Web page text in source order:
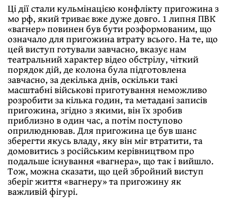
Ці дії стали кульмінацією конфлікту пригожина з
мо рф, який триває вже дуже довго. 1 липня ПВК
«вагнер» повинен був бути розформованим, що
означало для пригожина втрату всього. На те, що
цей виступ готували завчасно, вказує нам
театральний характер відео обстрілу, чіткий
порядок дій, де колона була підготовлена
завчасно, за декілька днів, оскільки такі
масштабні військові приготування неможливо
розробити за кілька годин, та метадані записів
пригожина, згідно з якими, він їх зробив
приблизно в один час, а потім поступово
оприлюднював. Для пригожина це був шанс
зберегти якусь владу, яку він міг втратити, та
домовитись з російським керівництвом про
подальше існування «вагнера», що так і вийшло.
Тож, можна сказати, що цей збройний виступ
зберіг життя «вагнеру» та пригожину як
важливій фігурі.